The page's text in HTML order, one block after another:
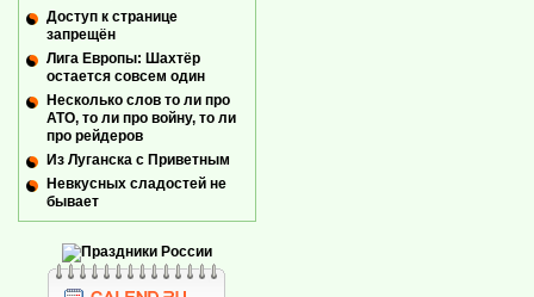
Доступ к странице
запрещён
Лига Европы: Шахтёр
остается совсем один
Несколько слов то ли про
АТО, то ли про войну, то ли
про рейдеров
Из Луганска с Приветным
Невкусных сладостей не
бывает